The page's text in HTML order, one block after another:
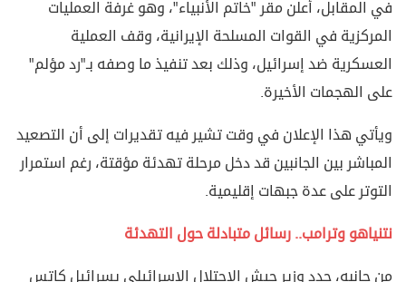
في المقابل، أعلن مقر "خاتم الأنبياء"، وهو غرفة العمليات
المركزية في القوات المسلحة الإيرانية، وقف العملية
العسكرية ضد إسرائيل، وذلك بعد تنفيذ ما وصفه بـ"رد مؤلم"
على الهجمات الأخيرة.
ويأتي هذا الإعلان في وقت تشير فيه تقديرات إلى أن التصعيد
المباشر بين الجانبين قد دخل مرحلة تهدئة مؤقتة، رغم استمرار
التوتر على عدة جبهات إقليمية.
نتنياهو وترامب.. رسائل متبادلة حول التهدئة
من جانبه، جدد وزير جيش الاحتلال الإسرائيلي يسرائيل كاتس